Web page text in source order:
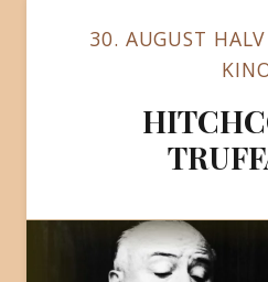
OM
BLI
30. AUGUST